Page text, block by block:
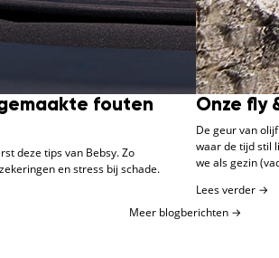
fouten
deze tips van Bebsy. Zo
en stress bij schade.
Onze fly
De geur van
waar de tijd stil
we als gezin
Lees verder →
Meer blogberichten →